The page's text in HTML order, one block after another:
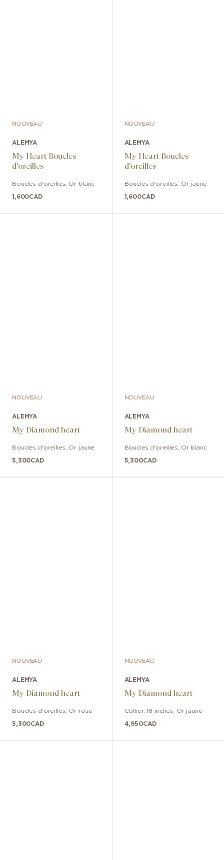
NOUVEAU
ALEMYA
My Heart Boucles
d'oreilles
Boucles d'oreilles Or blanc
1,600CAD
NOUVEAU
ALEMYA
My Heart Boucles
d'oreilles
Boucles d'oreilles Or jaune
1,600CAD
NOUVEAU
ALEMYA
My Diamond heart
Boucles d'oreilles Or jaune
5,300CAD
NOUVEAU
ALEMYA
My Diamond heart
Boucles d'oreilles Or blanc
5,300CAD
NOUVEAU
ALEMYA
My Diamond heart
Boucles d'oreilles Or rose
5,300CAD
NOUVEAU
ALEMYA
My Diamond heart
Collier,18 inches Or jaune
4,950CAD